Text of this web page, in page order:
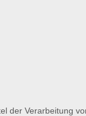
der Verarbeitung